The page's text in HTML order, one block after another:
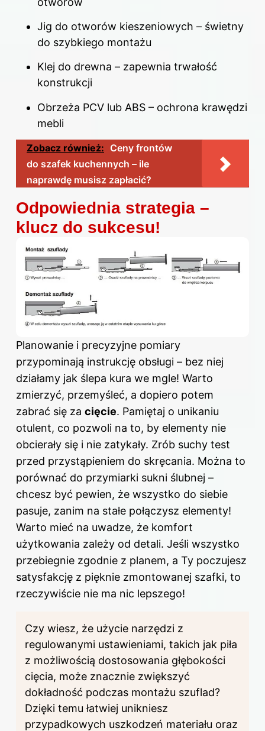
Jig do otworów kieszeniowych – świetny
do szybkiego montażu
Klej do drewna – zapewnia trwałość
konstrukcji
Obrzeża PCV lub ABS – ochrona krawędzi
mebli
Zobacz również: Ceny frontów
do szafek kuchennych – ile
naprawdę musisz zapłacić?
Odpowiednia strategia –
klucz do sukcesu!
Planowanie i precyzyjne pomiary
przypominają instrukcję obsługi – bez niej
działamy jak ślepa kura we mgle! Warto
zmierzyć, przemyśleć, a dopiero potem
zabrać się za cięcie. Pamiętaj o unikaniu
otulent, co pozwoli na to, by elementy nie
obcierały się i nie zatykały. Zrób suchy test
przed przystąpieniem do skręcania. Można to
porównać do przymiarki sukni ślubnej –
chcesz być pewien, że wszystko do siebie
pasuje, zanim na stałe połączysz elementy!
Warto mieć na uwadze, że komfort
użytkowania zależy od detali. Jeśli wszystko
przebiegnie zgodnie z planem, a Ty poczujesz
satysfakcję z pięknie zmontowanej szafki, to
rzeczywiście nie ma nic lepszego!
Czy wiesz, że użycie narzędzi z
regulowanymi ustawieniami, takich jak piła
z możliwością dostosowania głębokości
cięcia, może znacznie zwiększyć
dokładność podczas montażu szuflad?
Dzięki temu łatwiej unikniesz
przypadkowych uszkodzeń materiału oraz